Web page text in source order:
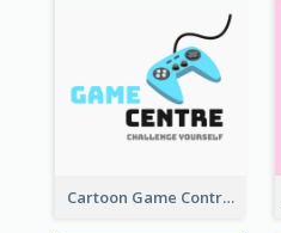
Cartoon Game Controller Logo